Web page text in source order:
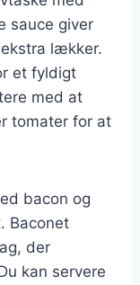
sauce giver
lækker.
et fyldigt
med at
tomater for at
bacon og
Baconet
der
kan servere